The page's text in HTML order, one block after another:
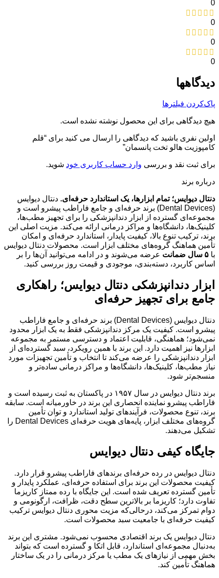
0
0
0
0
دیدگاهها
پاک‌کردن فیلترها
هیچ دیدگاهی برای این محصول نوشته نشده است.
اولین نفری باشید که دیدگاهی را ارسال می کنید برای “قلم
کامپوزیت هالو تخت پانسمان”
برای ثبت نقد و بررسی وارد حساب کاربری خود شوید.
درباره برند
دنتال دیوایس؛ تمام ابزارها، یک استاندارد حرفه‌ای. دنتال دیوایس
(Dental Devices) برند حرفه‌ای و جامع فاراطب پیشرو است و
مجموعه‌ای گسترده از ابزار دندانپزشکی را برای تجهیز مطب‌ها،
کلینیک‌ها، دانشگاه‌ها و مراکز درمانی ارائه می‌کند. مزیت اصلی این
برند، ترکیب تنوع بالا، کیفیت پایدار، استاندارد حرفه‌ای و امکان
تأمین هماهنگ گروه‌های مختلف ابزار است. محصولات دنتال دیوایس
با ۵ سال ضمانت
عرضه می‌شوند و در ادامه می‌توانید آن‌ها را بر
اساس کاربرد، دسته‌بندی، موجودی و قیمت روز بررسی کنید.
ابزار دندانپزشکی دنتال دیوایس؛ راهکاری
جامع برای تجهیز حرفه‌ای
دنتال دیوایس (Dental Devices) برند حرفه‌ای و جامع فاراطب
پیشرو است. کیفیت یک مرکز دندانپزشکی فقط به یک ابزار محدود
نمی‌شود؛ هماهنگی، قابلیت اعتماد و دسترسی مستمر به مجموعه
ابزارها نیز اهمیت دارد. این برند با همین رویکرد، سبد گسترده‌ای از
ابزار دندانپزشکی را عرضه می‌کند تا انتخاب و تأمین تجهیزات مورد
نیاز مطب‌ها، کلینیک‌ها، دانشگاه‌ها و مراکز درمانی ساده‌تر و
منسجم‌تر شود.
برند دنتال دیوایس در سال ۱۹۵۷ در پاکستان به ثبت رسیده است و
فاراطب پیشرو نماینده انحصاری این برند در خاورمیانه است. سابقه
برند، تنوع محصولات، فرآیندهای تولید استاندارد و توان تأمین
گروه‌های مختلف ابزار، پایه‌های هویت حرفه‌ای Dental Devices را
تشکیل می‌دهند.
جایگاه کیفی دنتال دیوایس
دنتال دیوایس در رده حرفه‌ای برندهای فاراطب پیشرو قرار دارد.
کیفیت محصولات این برند برای استفاده حرفه‌ای، عملکرد پایدار و
تأمین گسترده تعریف شده است. این جایگاه با رده ممتاز کاریزما
تفاوت دارد؛ کاریزما بر بالاترین سطح دقت، ظرافت، ارگونومی و
دوام تمرکز می‌کند، درحالی‌که مزیت محوری دنتال دیوایس ترکیب
کیفیت حرفه‌ای با جامعیت سبد محصولات است.
دنتال دیوایس یک برند اقتصادی محسوب نمی‌شود. مشتری این برند
به‌دنبال مجموعه‌ای استاندارد، قابل اتکا و گسترده است که بتواند
بخش مهمی از نیازهای یک مطب یا مرکز درمانی را در یک ساختار
هماهنگ تأمین کند.